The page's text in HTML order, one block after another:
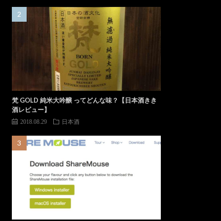
梵 GOLD 純米大吟醸 ってどんな味？【日本酒きき
酒レビュー】
2018.08.29 日本酒